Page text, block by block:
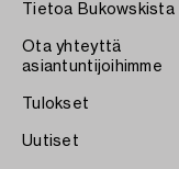
Tietoa Bukowskista
Ota yhteyttä
asiantuntijoihimme
Tulokset
Uutiset